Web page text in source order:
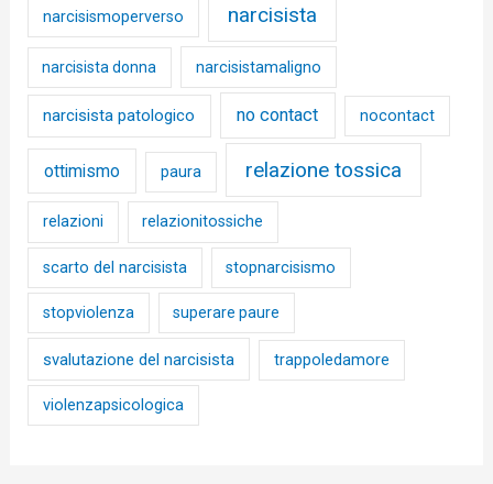
narcisismoperverso narcisista
narcisista donna narcisistamaligno
narcisista patologico no contact nocontact
ottimismo paura relazione tossica
relazioni relazionitossiche
scarto del narcisista stopnarcisismo
stopviolenza superare paure
svalutazione del narcisista trappoledamore
violenzapsicologica